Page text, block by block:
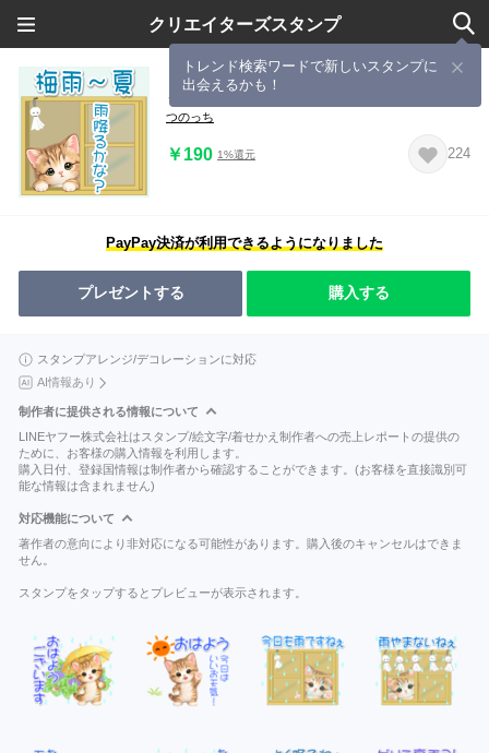
クリエイターズスタンプ
トレンド検索ワードで新しいスタンプに
出会えるかも！
とら猫トラちゃん 梅雨～夏
つのっち
￥190 1%還元 224
PayPay決済が利用できるようになりました
プレゼントする 購入する
スタンプアレンジ/デコレーションに対応
AI情報あり
制作者に提供される情報について
LINEヤフー株式会社はスタンプ/絵文字/着せかえ制作者への売上レポートの提供の
ために、お客様の購入情報を利用します。
購入日付、登録国情報は制作者から確認することができます。(お客様を直接識別可
能な情報は含まれません)
対応機能について
著作者の意向により非対応になる可能性があります。購入後のキャンセルはできま
せん。
スタンプをタップするとプレビューが表示されます。